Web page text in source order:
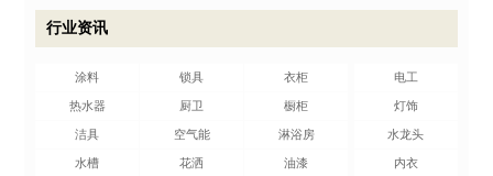
行业资讯
涂料 锁具 衣柜 电工
热水器 厨卫 橱柜 灯饰
洁具 空气能 淋浴房 水龙头
水槽 花洒 油漆 内衣